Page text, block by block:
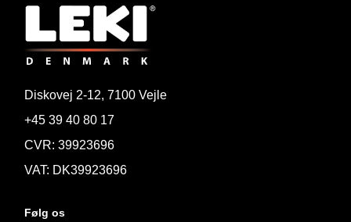
Diskovej 2-12, 7100 Vejle
+45 39 40 80 17
CVR: 39923696
VAT: DK39923696
Følg os